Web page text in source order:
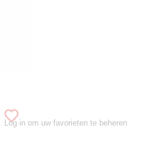
Log in om uw favorieten te beheren